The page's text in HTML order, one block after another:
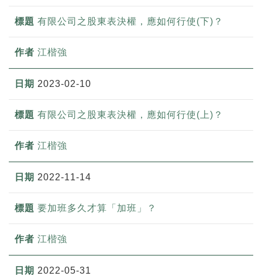
有限公司之股東表決權，應如何行使(下)？
江楷強
2023-02-10
有限公司之股東表決權，應如何行使(上)？
江楷強
2022-11-14
要加班多久才算「加班」？
江楷強
2022-05-31